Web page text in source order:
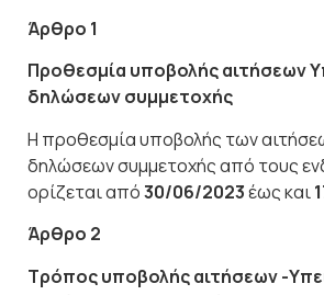
Άρθρο 1
Προθεσμία υποβολήςαιτήσεων
δηλώσεωνσυμμετοχής
Η προθεσμία υποβολής των
δηλώσεων συμμετοχής από τους
ορίζεται από30/06/2023έως και
Άρθρο 2
Τρόποςυποβολήςαιτήσεων-